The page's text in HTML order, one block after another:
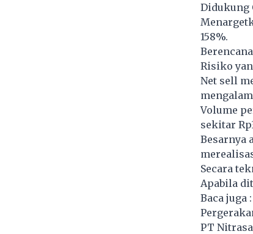
Didukung
158%.
Risiko
Net sell
Volume
sekitar
Besarnya
Secara
Apabila
Baca juga :
PT